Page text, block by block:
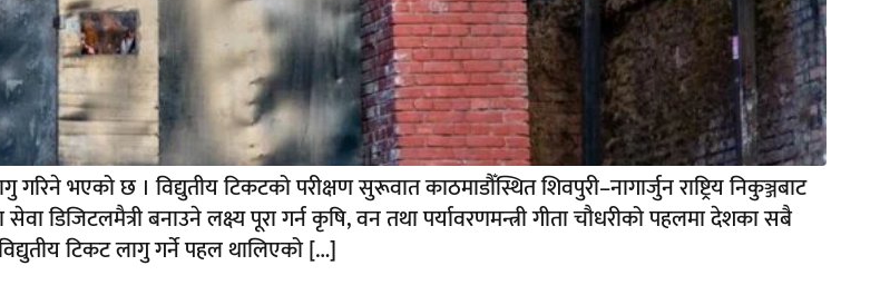
गरिने भएको छ । विद्युतीय टिकटको परीक्षण सुरूवात काठमाडौँस्थित शिवपुरी–नागार्जुन राष्ट्रिय निकुञ्जबाट
डिजिटलमैत्री बनाउने लक्ष्य पूरा गर्न कृषि, वन तथा पर्यावरणमन्त्री गीता चौधरीको पहलमा देशका सबै
टिकट लागु गर्ने पहल थालिएको […]